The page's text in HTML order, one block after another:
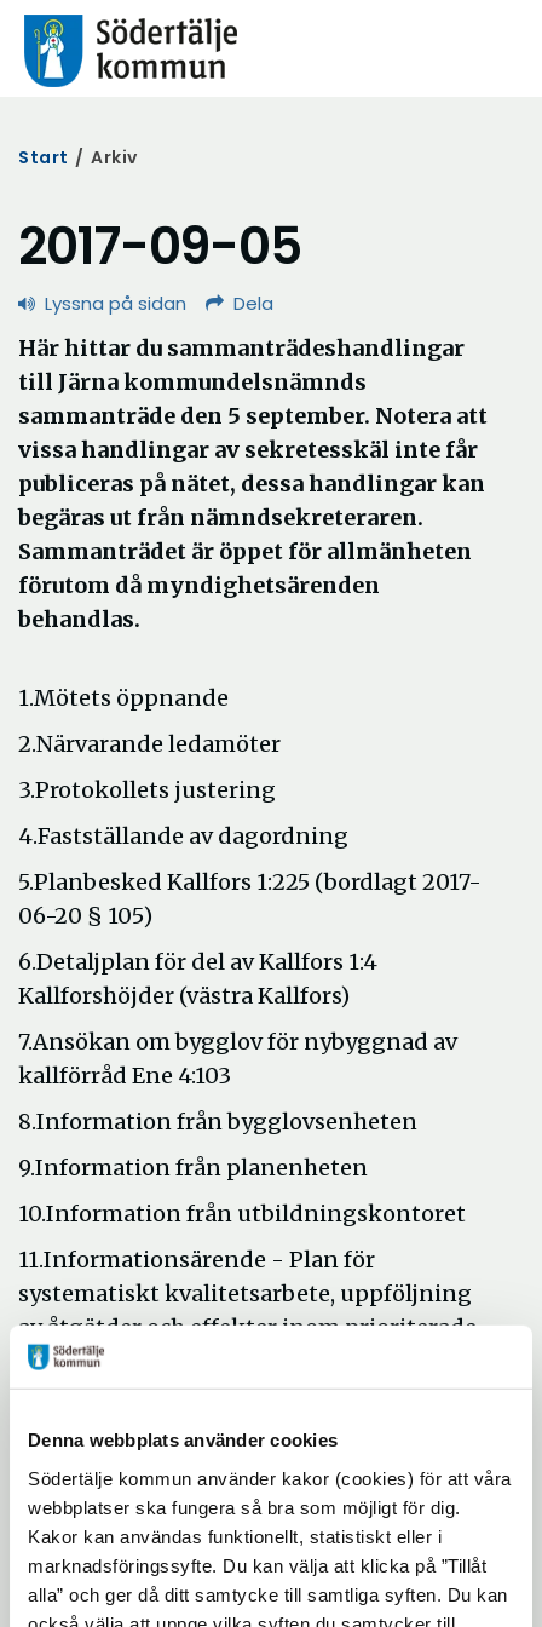
Denna webbplats använder cookies
Södertälje kommun använder kakor (cookies) för att våra
webbplatser ska fungera så bra som möjligt för dig.
Kakor kan användas funktionellt, statistiskt eller i
marknadsföringssyfte. Du kan välja att klicka på ”Tillåt
alla” och ger då ditt samtycke till samtliga syften. Du kan
Start / Arkiv
2017-09-05
Lyssna på sidan Dela
Här hittar du sammanträdeshandlingar
till Järna kommundelsnämnds
sammanträde den 5 september. Notera att
vissa handlingar av sekretesskäl inte får
publiceras på nätet, dessa handlingar kan
begäras ut från nämndsekreteraren.
Sammanträdet är öppet för allmänheten
förutom då myndighetsärenden
behandlas.
1.Mötets öppnande
2.Närvarande ledamöter
3.Protokollets justering
4.Fastställande av dagordning
5.Planbesked Kallfors 1:225 (bordlagt 2017-
06-20 § 105)
6.Detaljplan för del av Kallfors 1:4
Kallforshöjder (västra Kallfors)
7.Ansökan om bygglov för nybyggnad av
kallförråd Ene 4:103
8.Information från bygglovsenheten
9.Information från planenheten
10.Information från utbildningskontoret
11.Informationsärende - Plan för
systematiskt kvalitetsarbete, uppföljning
av åtgätder och effekter inom prioriterade
utvecklings- och förbättringsåtgärder
nytt
fönster
13.Taxor och avgifter för förskoleverksamhet
och skolbarnomsorg 2018Öppna
i
nytt
fönster
14.Information från kultur- och
fritidskontoret
15.Information gällande kulturnatten